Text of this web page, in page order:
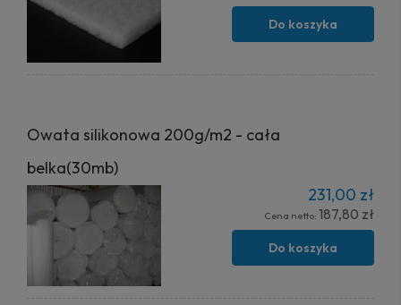
Do koszyka
Owata silikonowa 200g/m2 - cała
belka(30mb)
231,00 zł
Cena netto: 187,80 zł
Do koszyka